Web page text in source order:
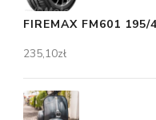
FIREMAX FM601
235,10zł